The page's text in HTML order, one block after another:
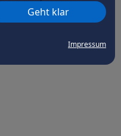
Geht klar
Impressum
hilftder Natur